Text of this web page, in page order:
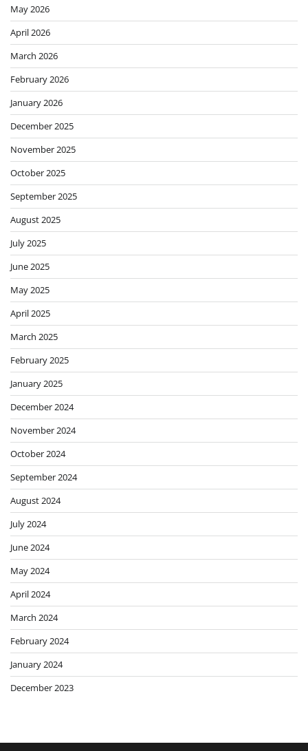
May 2026
April 2026
March 2026
February 2026
January 2026
December 2025
November 2025
October 2025
September 2025
August 2025
July 2025
June 2025
May 2025
April 2025
March 2025
February 2025
January 2025
December 2024
November 2024
October 2024
September 2024
August 2024
July 2024
June 2024
May 2024
April 2024
March 2024
February 2024
January 2024
December 2023